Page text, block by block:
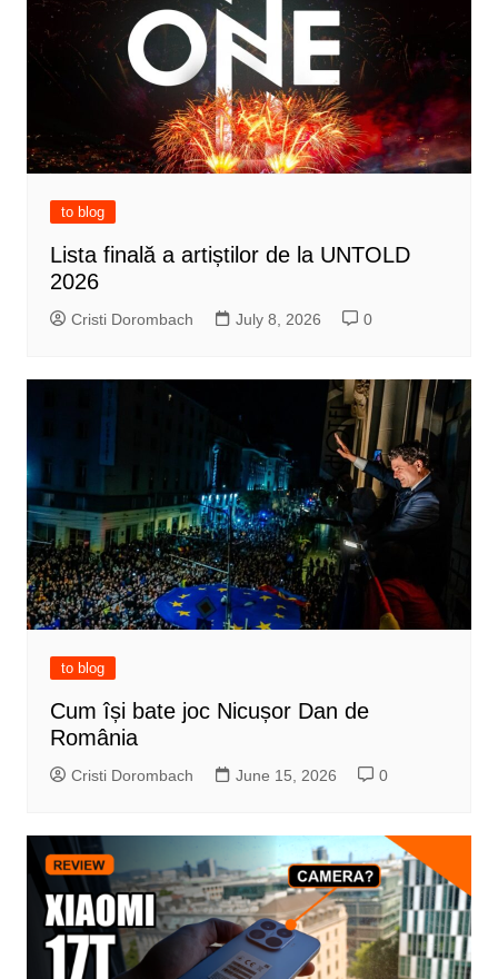
to blog
Lista finală a artiștilor de la UNTOLD
2026
Cristi Dorombach July 8, 2026 0
to blog
Cum își bate joc Nicușor Dan de
România
Cristi Dorombach June 15, 2026 0